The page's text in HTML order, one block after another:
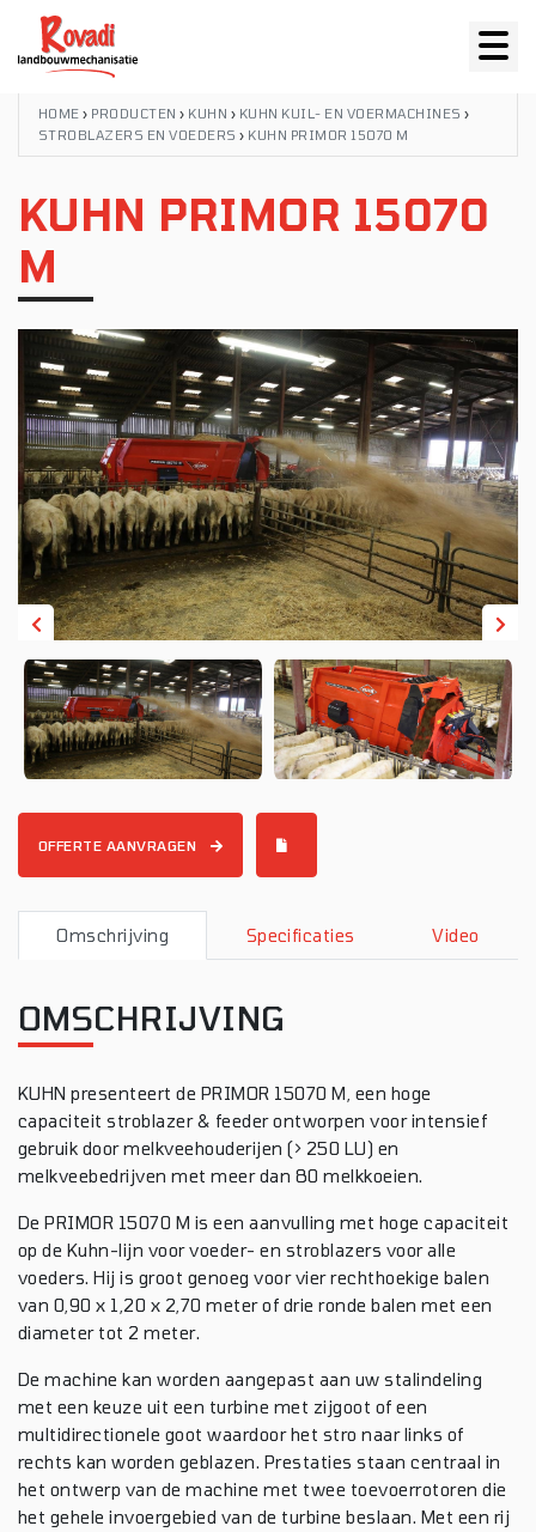
HOME › PRODUCTEN › KUHN › KUHN KUIL- EN VOERMACHINES ›
STROBLAZERS EN VOEDERS › KUHN PRIMOR 15070 M
KUHN PRIMOR 15070
M
OFFERTE AANVRAGEN
Omschrijving Specificaties Video
OMSCHRIJVING
KUHN presenteert de PRIMOR 15070 M, een hoge
capaciteit stroblazer & feeder ontworpen voor intensief
gebruik door melkveehouderijen (> 250 LU) en
melkveebedrijven met meer dan 80 melkkoeien.
De PRIMOR 15070 M is een aanvulling met hoge capaciteit
op de Kuhn-lijn voor voeder- en stroblazers voor alle
voeders. Hij is groot genoeg voor vier rechthoekige balen
van 0,90 x 1,20 x 2,70 meter of drie ronde balen met een
diameter tot 2 meter.
De machine kan worden aangepast aan uw stalindeling
met een keuze uit een turbine met zijgoot of een
multidirectionele goot waardoor het stro naar links of
rechts kan worden geblazen. Prestaties staan ​​centraal in
het ontwerp van de machine met twee toevoerrotoren die
het gehele invoergebied van de turbine beslaan. Met een rij